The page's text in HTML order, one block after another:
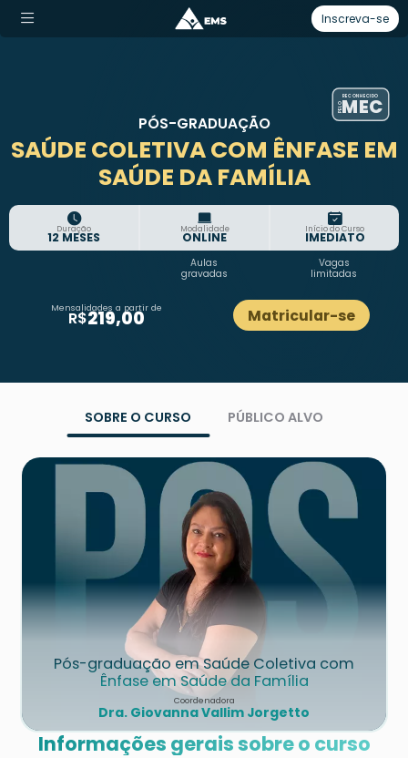
Inscreva-se
PÓS-GRADUAÇÃO
SAÚDE COLETIVA COM ÊNFASE EM
SAÚDE DA FAMÍLIA
Duração
12 MESES
Modalidade
ONLINE
Início do Curso
IMEDIATO
Aulas
gravadas
Vagas
limitadas
Mensalidades a partir de
R$219,00 Matricular-se
RECONHECIDO
PELOMEC
SOBRE O CURSO PÚBLICO ALVO
Pós-graduação em Saúde Coletiva com
Ênfase em Saúde da Família
Coordenadora
Dra. Giovanna Vallim Jorgetto
Informações gerais sobre o curso